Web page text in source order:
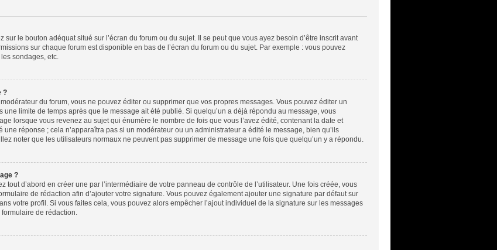
le bouton adéquat situé sur l’écran du forum ou du sujet. Il se peut que vous ayez besoin d’être inscrit avant
sur chaque forum est disponible en bas de l’écran du forum ou du sujet. Par exemple : vous pouvez
sondages, etc.
?
du forum, vous ne pouvez éditer ou supprimer que vos propres messages. Vous pouvez éditer un
limite de temps après que le message ait été publié. Si quelqu’un a déjà répondu au message, vous
lorsque vous revenez au sujet qui énumère le nombre de fois que vous l’avez édité, contenant la date et
une réponse ; cela n’apparaîtra pas si un modérateur ou un administrateur a édité le message, bien qu’ils
noter que les utilisateurs normaux ne peuvent pas supprimer de message une fois que quelqu’un y a répondu.
?
tout d’abord en créer une par l’intermédiaire de votre panneau de contrôle de l’utilisateur. Une fois créée, vous
de rédaction afin d’ajouter votre signature. Vous pouvez également ajouter une signature par défaut sur
votre profil. Si vous faites cela, vous pouvez alors empêcher l’ajout individuel de la signature sur les messages
de rédaction.